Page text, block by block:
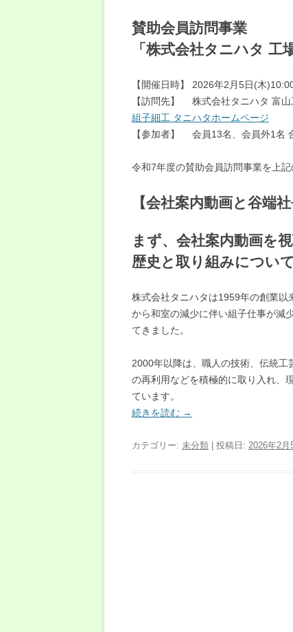
賛助会員訪問事業
「株式会社タニハタ 工
【開催日時】 2026年2月5日(木
【訪問先】 株式会社タニハタ 富山
組子細工 タニハタホームページ
【参加者】 会員13名、会員外1名
令和7年度の賛助会員訪問事業を上記
【会社案内動画と谷端
まず、会社案内動画を
歴史と取り組みについ
株式会社タニハタは1959年の創業
から和室の減少に伴い組子仕事が減
てきました。
2000年以降は、職人の技術、伝統
の再利用などを積極的に取り入れ、
ています。
続きを読む →
カテゴリー: 未分類 | 投稿日: 2026年2月